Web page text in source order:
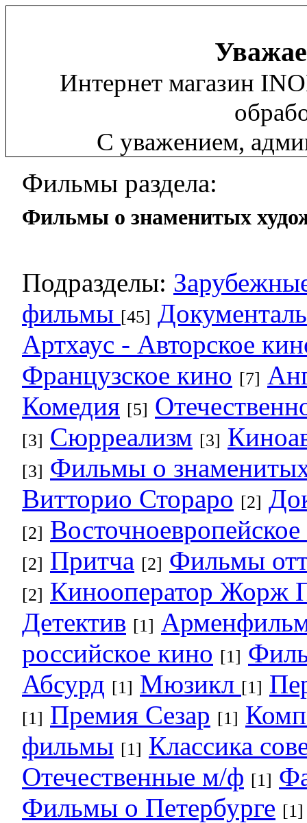
Интернет магазин
С уважением,
Фильмы раздела:
Фильмы о знаменитых
Подразделы:
фильмы [45]
Артхаус - Авторское
Французское кино [7]
Комедия [5]
[3] Сюрреализм [3]
[3] Фильмы о
Витторио Стораро [2]
[2]
[2] Притча [2] Фильмы
[2] Кинооператор Жорж
Детектив [1]
российское кино [1]
Абсурд [1] Мюзикл [1]
[1] Премия Сезар [1]
фильмы [1] Классика
Отечественные м/ф [1]
Фильмы о Петербурге [1]